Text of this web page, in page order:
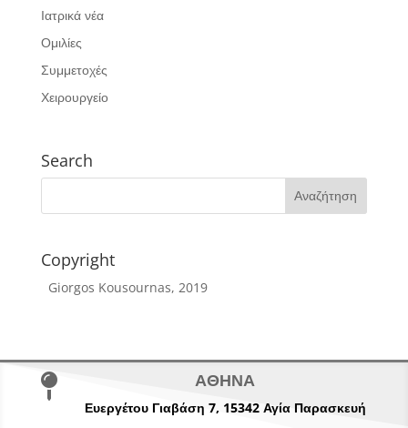
Ιατρικά νέα
Ομιλίες
Συμμετοχές
Χειρουργείο
Search
Copyright
Giorgos Kousournas, 2019
 ΑΘΗΝΑ
Ευεργέτου Γιαβάση 7, 15342 Αγία Παρασκευή